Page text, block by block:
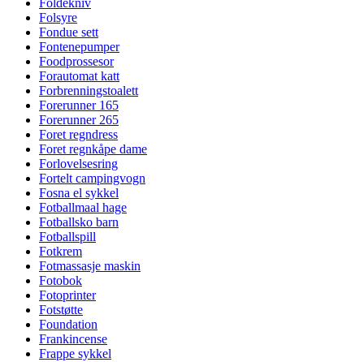
Foldekniv
Folsyre
Fondue sett
Fontenepumper
Foodprossesor
Forautomat katt
Forbrenningstoalett
Forerunner 165
Forerunner 265
Foret regndress
Foret regnkåpe dame
Forlovelsesring
Fortelt campingvogn
Fosna el sykkel
Fotballmaal hage
Fotballsko barn
Fotballspill
Fotkrem
Fotmassasje maskin
Fotobok
Fotoprinter
Fotstøtte
Foundation
Frankincense
Frappe sykkel